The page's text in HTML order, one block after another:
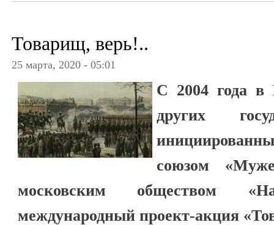
Товарищ, верь!..
25 марта, 2020 - 05:01
С 2004 года в
других
союзом
московским обществом
международный проект-акция